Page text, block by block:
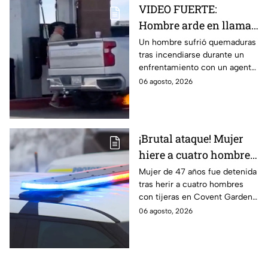
VIDEO FUERTE:
Hombre arde en llamas
tras recibir descarga de
taser de un policía en
plena gasolinera
Un hombre sufrió quemaduras
tras incendiarse durante un
enfrentamiento con un agente
que usó un taser cerca de una
06 agosto, 2026
¡Brutal ataque! Mujer
hiere a cuatro hombres
con unas tijeras
Mujer de 47 años fue detenida
tras herir a cuatro hombres
con tijeras en Covent Garden,
Londres. Autoridades
06 agosto, 2026